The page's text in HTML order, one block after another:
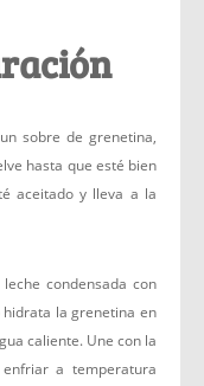
sobre de grenetina,
hasta que esté bien
aceitado y lleva a la
condensada con
la grenetina en
caliente. Une con la
a temperatura